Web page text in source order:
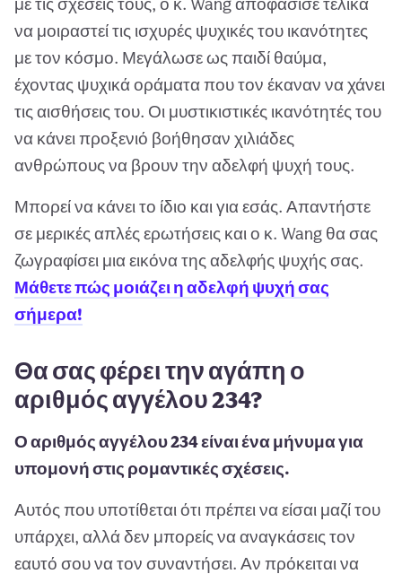
να μοιραστεί τις ισχυρές ψυχικές του ικανότητες
με τον κόσμο. Μεγάλωσε ως παιδί θαύμα,
έχοντας ψυχικά οράματα που τον έκαναν να χάνει
τις αισθήσεις του. Οι μυστικιστικές ικανότητές του
να κάνει προξενιό βοήθησαν χιλιάδες
ανθρώπους να βρουν την αδελφή ψυχή τους.
Μπορεί να κάνει το ίδιο και για εσάς. Απαντήστε
σε μερικές απλές ερωτήσεις και ο κ. Wang θα σας
ζωγραφίσει μια εικόνα της αδελφής ψυχής σας.
Μάθετε πώς μοιάζει η αδελφή ψυχή σας
σήμερα!
Θα σας φέρει την αγάπη ο
αριθμός αγγέλου 234?
Ο αριθμός αγγέλου 234 είναι ένα μήνυμα για
υπομονή στις ρομαντικές σχέσεις.
Αυτός που υποτίθεται ότι πρέπει να είσαι μαζί του
υπάρχει, αλλά δεν μπορείς να αναγκάσεις τον
εαυτό σου να τον συναντήσει. Αν πρόκειται να